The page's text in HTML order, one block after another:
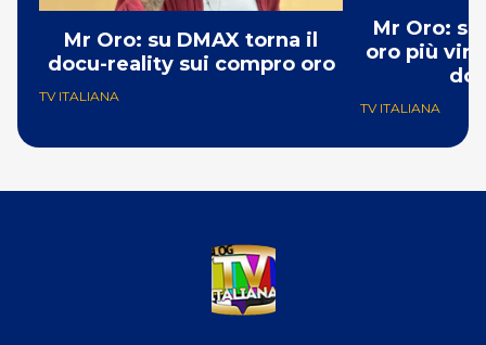
Mr Oro: su DMAX torna il
docu-reality sui compro oro
TV ITALIANA
Mr Oro:
oro più
TV ITALIANA